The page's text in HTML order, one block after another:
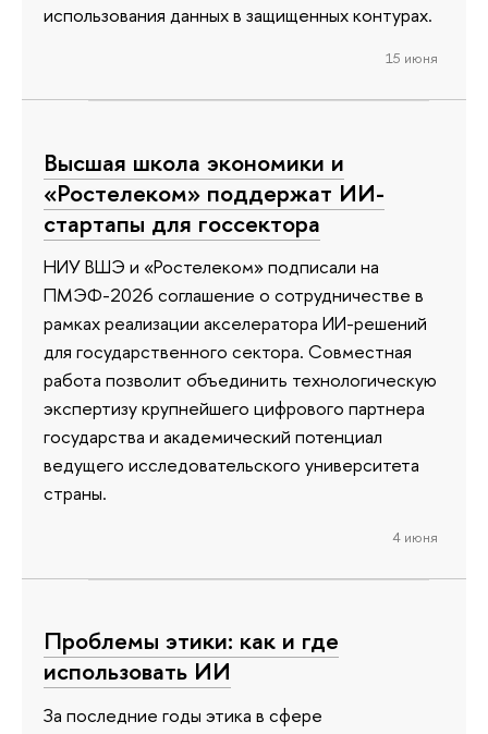
использования данных в защищенных контурах.
15 июня
Высшая школа экономики и
«Ростелеком» поддержат ИИ-
стартапы для госсектора
НИУ ВШЭ и «Ростелеком» подписали на
ПМЭФ-2026 соглашение о сотрудничестве в
рамках реализации акселератора ИИ-решений
для государственного сектора. Совместная
работа позволит объединить технологическую
экспертизу крупнейшего цифрового партнера
государства и академический потенциал
ведущего исследовательского университета
страны.
4 июня
Проблемы этики: как и где
использовать ИИ
За последние годы этика в сфере